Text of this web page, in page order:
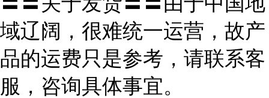
域辽阔，很难统一运营，故产
品的运费只是参考，请联系客
服，咨询具体事宜。